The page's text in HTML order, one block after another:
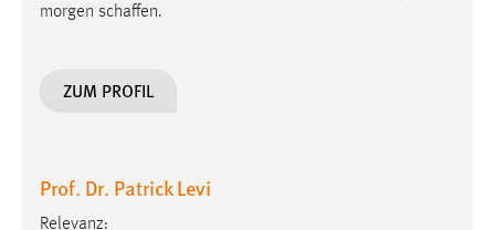
morgen schaffen.
ZUM PROFIL
Prof. Dr. Patrick Levi
Relevanz: